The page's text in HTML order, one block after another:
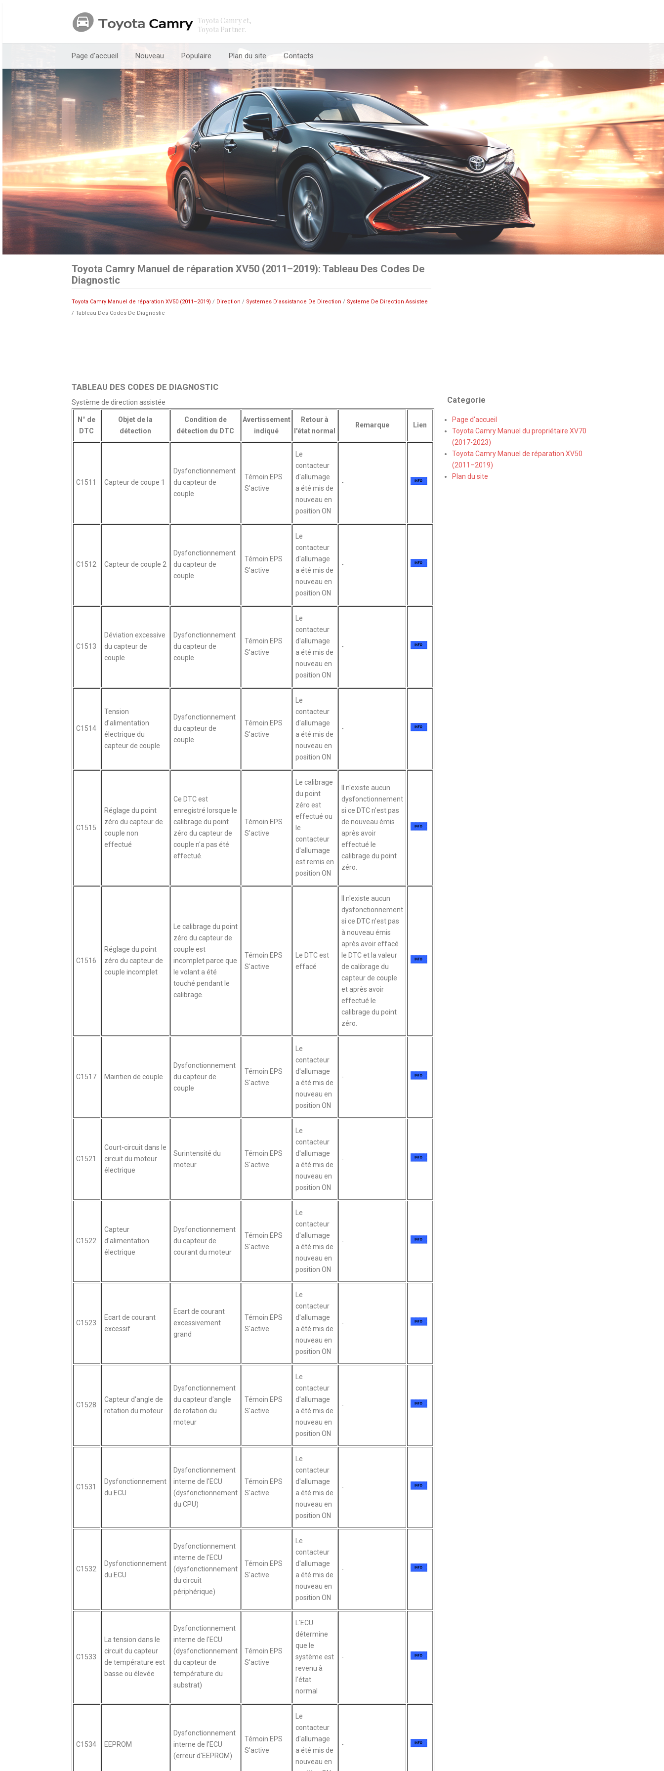
Toyota Camry et,
Toyota Partner.
Page d'accueil Nouveau Populaire Plan du site Contacts
Toyota Camry Manuel de réparation XV50 (2011–2019): Tableau Des Codes De
Diagnostic
Toyota Camry Manuel de réparation XV50 (2011–2019) / Direction / Systemes D'assistance De Direction / Systeme De Direction Assistee
/ Tableau Des Codes De Diagnostic
TABLEAU DES CODES DE DIAGNOSTIC
Système de direction assistée
N° de
DTC
Objet de la
détection
Condition de
détection du DTC
Avertissement
indiqué
Retour à
l'état normal
Remarque Lien
C1511 Capteur de coupe 1
Dysfonctionnement
du capteur de
couple
Témoin EPS
S'active
Le
contacteur
d'allumage
a été mis de
nouveau en
position ON
-
C1512 Capteur de couple 2
Dysfonctionnement
du capteur de
couple
Témoin EPS
S'active
Le
contacteur
d'allumage
a été mis de
nouveau en
position ON
-
C1513
Déviation excessive
du capteur de
couple
Dysfonctionnement
du capteur de
couple
Témoin EPS
S'active
Le
contacteur
d'allumage
a été mis de
nouveau en
position ON
-
C1514
Tension
d'alimentation
électrique du
capteur de couple
Dysfonctionnement
du capteur de
couple
Témoin EPS
S'active
Le
contacteur
d'allumage
a été mis de
nouveau en
position ON
-
C1515
Réglage du point
zéro du capteur de
couple non
effectué
Ce DTC est
enregistré lorsque le
calibrage du point
zéro du capteur de
couple n'a pas été
effectué.
Témoin EPS
S'active
Le calibrage
du point
zéro est
effectué ou
le
contacteur
d'allumage
est remis en
position ON
Il n'existe aucun
dysfonctionnement
si ce DTC n'est pas
de nouveau émis
après avoir
effectué le
calibrage du point
zéro.
C1516
Réglage du point
zéro du capteur de
couple incomplet
Le calibrage du point
zéro du capteur de
couple est
incomplet parce que
le volant a été
touché pendant le
calibrage.
Témoin EPS
S'active
Le DTC est
effacé
Il n'existe aucun
dysfonctionnement
si ce DTC n'est pas
à nouveau émis
après avoir effacé
le DTC et la valeur
de calibrage du
capteur de couple
et après avoir
effectué le
calibrage du point
zéro.
C1517 Maintien de couple
Dysfonctionnement
du capteur de
couple
Témoin EPS
S'active
Le
contacteur
d'allumage
a été mis de
nouveau en
position ON
-
C1521
Court-circuit dans le
circuit du moteur
électrique
Surintensité du
moteur
Témoin EPS
S'active
Le
contacteur
d'allumage
a été mis de
nouveau en
position ON
-
C1522
Capteur
d'alimentation
électrique
Dysfonctionnement
du capteur de
courant du moteur
Témoin EPS
S'active
Le
contacteur
d'allumage
a été mis de
nouveau en
position ON
-
C1523
Ecart de courant
excessif
Ecart de courant
excessivement
grand
Témoin EPS
S'active
Le
contacteur
d'allumage
a été mis de
nouveau en
position ON
-
C1528
Capteur d'angle de
rotation du moteur
Dysfonctionnement
du capteur d'angle
de rotation du
moteur
Témoin EPS
S'active
Le
contacteur
d'allumage
a été mis de
nouveau en
position ON
-
C1531
Dysfonctionnement
du ECU
Dysfonctionnement
interne de l'ECU
(dysfonctionnement
du CPU)
Témoin EPS
S'active
Le
contacteur
d'allumage
a été mis de
nouveau en
position ON
-
C1532
Dysfonctionnement
du ECU
Dysfonctionnement
interne de l'ECU
(dysfonctionnement
du circuit
périphérique)
Témoin EPS
S'active
Le
contacteur
d'allumage
a été mis de
nouveau en
position ON
-
C1533
La tension dans le
circuit du capteur
de température est
basse ou élevée
Dysfonctionnement
interne de l'ECU
(dysfonctionnement
du capteur de
température du
substrat)
Témoin EPS
S'active
L'ECU
détermine
que le
système est
revenu à
l'état
normal
-
C1534 EEPROM
Dysfonctionnement
interne de l'ECU
(erreur d'EEPROM)
Témoin EPS
S'active
Le
contacteur
d'allumage
a été mis de
nouveau en
-
Categorie
Page d'accueil
Toyota Camry Manuel du propriétaire XV70
(2017-2023)
Toyota Camry Manuel de réparation XV50
(2011–2019)
Plan du site